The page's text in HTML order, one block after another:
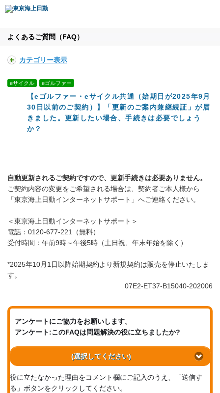
よくあるご質問（FAQ）
カテゴリー表示
eサイクル eゴルファー
【eゴルファー・eサイクル共通（始期日が2025年9月
30日以前のご契約）】「更新のご案内兼継続証」が届
きました。更新したい場合、手続きは必要でしょう
か？
自動更新されるご契約ですので、更新手続きは必要ありません。
ご契約内容の変更をご希望される場合は、契約者ご本人様から
「東京海上日動インターネットサポート」へご連絡ください。
＜東京海上日動インターネットサポート＞
電話：0120-677-221（無料）
受付時間：午前9時～午後5時（土日祝、年末年始を除く）
*2025年10月1日以降始期契約より新規契約は販売を停止いたしま
す。
07E2-ET37-B15040-202006
アンケートにご協力をお願いします。
アンケート:このFAQは問題解決の役に立ちましたか?
(選択してください)
役に立たなかった理由をコメント欄にご記入のうえ、「送信す
る」ボタンをクリックしてください。